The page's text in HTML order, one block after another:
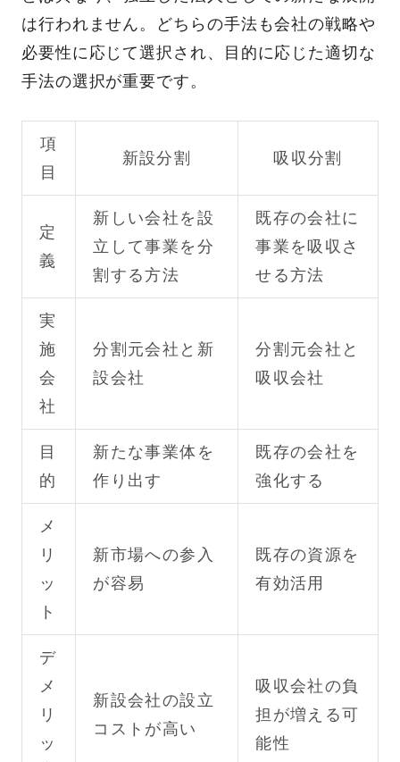
は行われません。どちらの手法も会社の戦略や
必要性に応じて選択され、目的に応じた適切な
手法の選択が重要です。
項
目
新設分割 吸収分割
定
義
新しい会社を設
立して事業を分
割する方法
既存の会社に
事業を吸収さ
せる方法
実
施
会
社
分割元会社と新
設会社
分割元会社と
吸収会社
目
的
新たな事業体を
作り出す
既存の会社を
強化する
メ
リ
ッ
ト
新市場への参入
が容易
既存の資源を
有効活用
デ
メ
リ
ッ
新設会社の設立
コストが高い
吸収会社の負
担が増える可
能性